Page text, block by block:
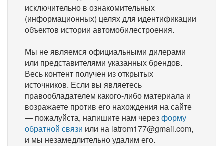
исключительно в ознакомительных
(информационных) целях для идентификации
объектов истории автомобилестроения.
Мы не являемся официальными дилерами
или представителями указанных брендов.
Весь контент получен из открытых
источников. Если вы являетесь
правообладателем какого-либо материала и
возражаете против его нахождения на сайте
— пожалуйста, напишите нам черезформу
обратной связи или на latrom177@gmail.com,
и мы незамедлительно удалим его.